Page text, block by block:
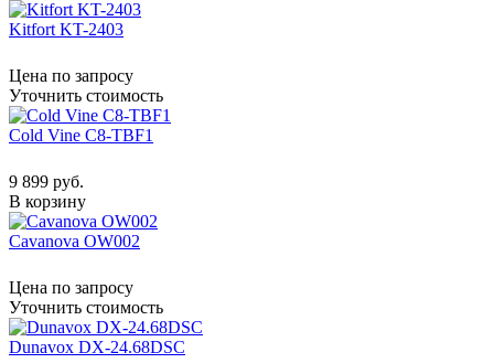
Kitfort KT-2403
Цена по запросу
Уточнить стоимость
Cold Vine C8-TBF1
9 899 руб.
В корзину
Cavanova OW002
Цена по запросу
Уточнить стоимость
Dunavox DX-24.68DSC